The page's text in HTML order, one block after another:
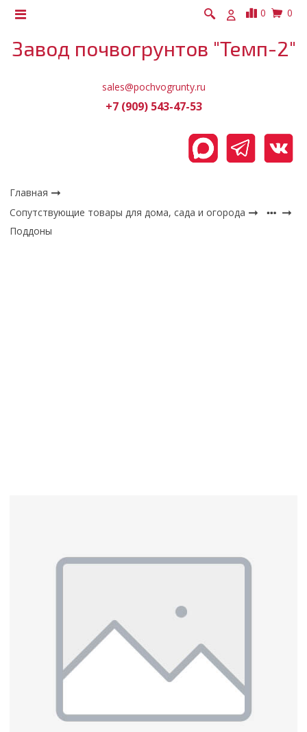
0 0
Завод почвогрунтов "Темп-2"
sales@pochvogrunty.ru
+7 (909) 543-47-53
Главная
Сопутствующие товары для дома, сада и огорода
Поддоны